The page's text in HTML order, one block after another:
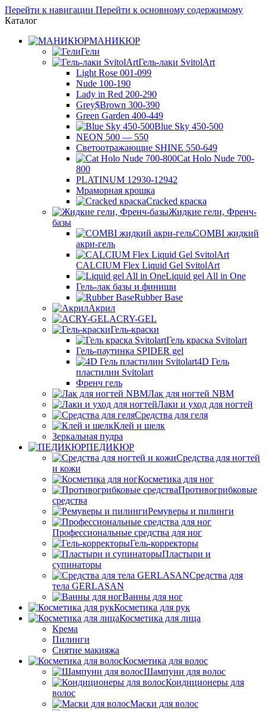
Перейти к навигации Перейти к основному содержимому
Каталог
МАНИКЮР
Гели
Гель-лаки SvitolArt
Light Rose 001-099
Nude 100-190
Lady in Red 200-290
Grey$Brown 300-390
Green Garden 400-449
Blue Sky 450-500
NEON 500 — 550
Светоотражающие SHINE 550-649
Cat Holo Nude 700-
800
PLATINUM 12930-12942
Мраморная крошка
Cracked краска
Жидкие гели, Френч-
базы
COMBI жидкий
акри-гель
CALCIUM Flex Liquid Gel SvitolArt
Liquid gel All in One
Гель-лак базы и финиши
Rubber Base
Акрил
ACRY-GEL
Гель-краски
Гель краска Svitolart
Гель-паутинка SPIDER gel
4D Гель
пластилин Svitolart
Френч гель
Лак для ногтей NBM
Лаки и уход для ногтей
Средства для геля
Клей и шелк
Зеркальная пудра
ПЕДИКЮР
Средства для ногтей
и кожи
Косметика для ног
Противогрибковые
средства
Ремуверы и пилинги
Профессиональные средства для ног
Гель-корректоры
Пластыри и
супинаторы
Средства для
тела GERLASAN
Ванны для ног
Косметика для рук
Косметика для лица
Крема
Пилинги
Снятие макияжа
Косметика для волос
Шампуни для волос
Кондиционеры для
волос
Маски для волос